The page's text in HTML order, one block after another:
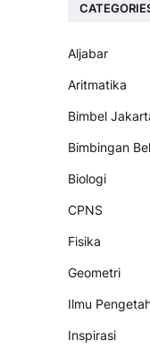
Aljabar
Aritmatika
Bimbel
Bimbingan
Biologi
CPNS
Fisika
Geometri
Ilmu
Inspirasi